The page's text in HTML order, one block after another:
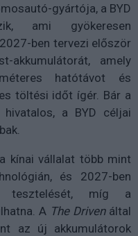
gyártója, a BYD
ami gyökeresen
ben tervezi először
akkumulátorát, amely
hatótávot és
töltési időt ígér. Bár a
a BYD céljai
kínai vállalat több mint
és 2027-ben
tesztelését, míg a
A The Drivenáltal
az új akkumulátorok